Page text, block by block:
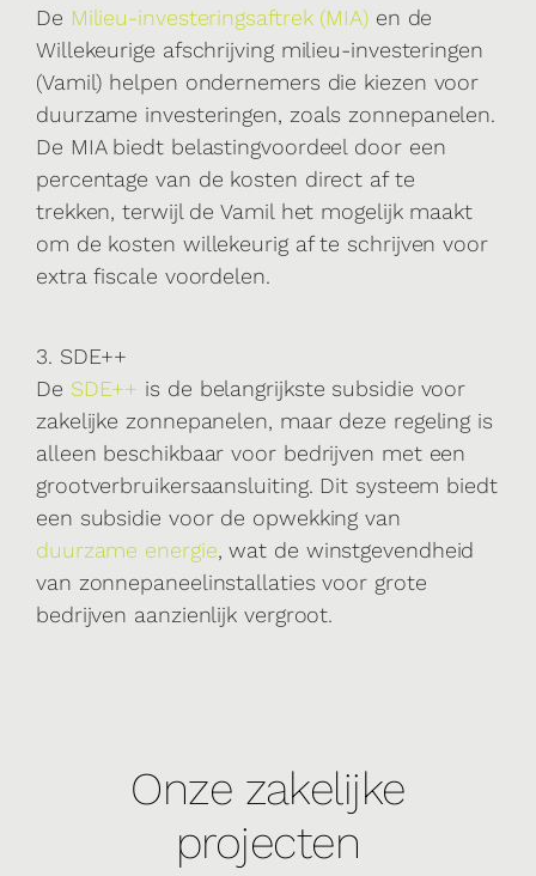
De Milieu-investeringsaftrek (MIA)en de
Willekeurige afschrijving milieu-investeringen
(Vamil) helpen ondernemers die kiezen voor
duurzame investeringen, zoals zonnepanelen.
De MIA biedt belastingvoordeel door een
percentage van de kosten direct af te
trekken, terwijl de Vamil het mogelijk maakt
om de kosten willekeurig af te schrijven voor
extra fiscale voordelen.
3. SDE++
De SDE++ is de belangrijkste subsidie voor
zakelijke zonnepanelen, maar deze regeling is
alleen beschikbaar voor bedrijven met een
grootverbruikersaansluiting. Dit systeem biedt
een subsidie voor de opwekking van
duurzame energie, wat de winstgevendheid
van zonnepaneelinstallaties voor grote
bedrijven aanzienlijk vergroot.
Onze zakelijke
projecten